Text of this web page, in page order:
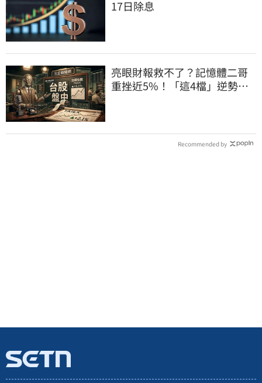
17日除息
亮眼財報救不了？記憶體二哥
重挫近5%！「這4檔」逆勢上
Recommended by